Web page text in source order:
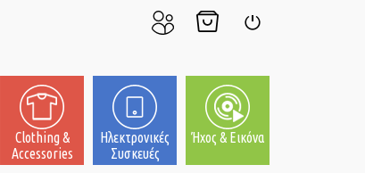
μου
Clothing &
Accessories
Ηλεκτρονικές
Συσκευές
Ήχος & Εικόνα